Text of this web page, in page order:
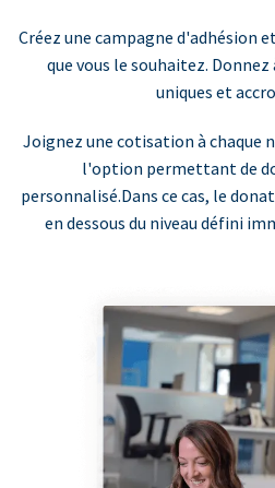
Créez une campagne d'adhésion
que vous le souhaitez. Donnez
uniques et
Joignez une cotisation à chaque
l'option permettant de
personnalisé.Dans ce cas, le
en dessous du niveau défini